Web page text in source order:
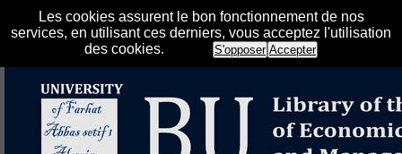
Les cookies assurent le bon fonctionnement de nos
services, en utilisant ces derniers, vous acceptez l'utilisation
des cookies.
S'opposer Accepter
الإلكتروني على الخط المباشر لمكتبة كلية